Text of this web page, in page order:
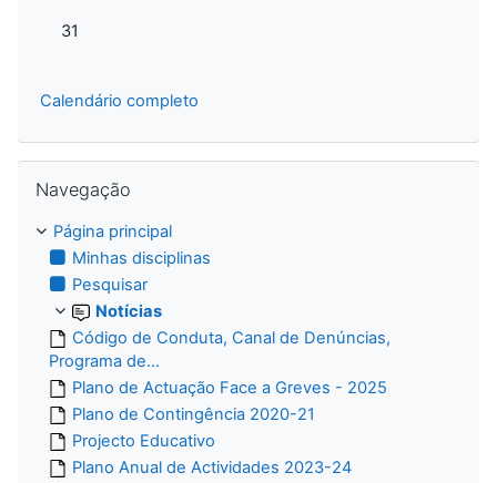
Sem eventos, segunda-feira, 31 de agosto
31
Calendário completo
Navegação
Página principal
Minhas disciplinas
Pesquisar
Notícias
Código de Conduta, Canal de Denúncias,
Programa de...
Plano de Actuação Face a Greves - 2025
Plano de Contingência 2020-21
Projecto Educativo
Plano Anual de Actividades 2023-24